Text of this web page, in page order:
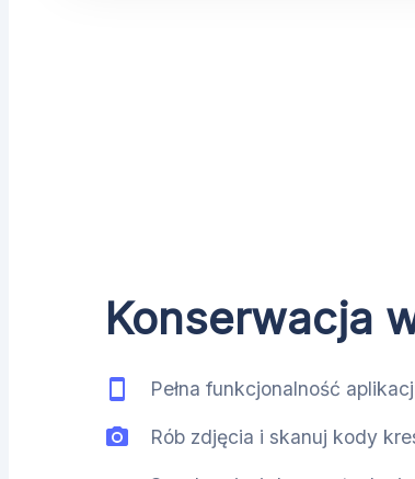
Konserwacja
Pełna funkcjonalność
Rób zdjęcia i skanuj kody